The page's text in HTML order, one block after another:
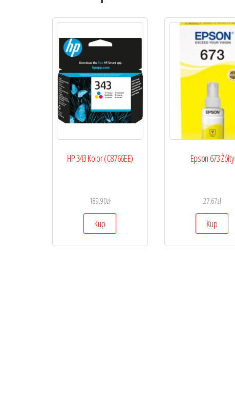
HP 343 Kolor (C8766EE)
189,90zł
Kup
Epson 673 Żółty
27,67zł
Kup